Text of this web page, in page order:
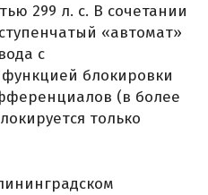
299 л. с. В сочетании
«автомат»
с
блокировки
(в более
только